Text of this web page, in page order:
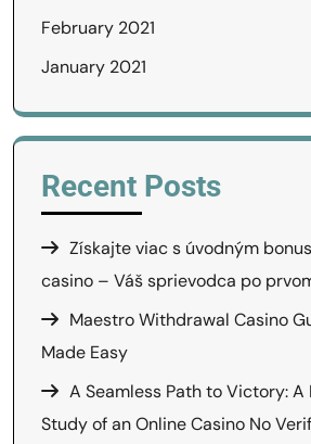
February 2021
January 2021
Recent Posts
Získajte viac s úvodným
casino – Váš sprievodca po
Maestro Withdrawal Casino
Made Easy
A Seamless Path to Victory: A
Study of an Online Casino No